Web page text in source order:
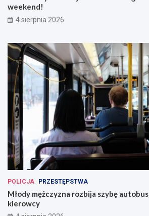
weekend!
4 sierpnia 2026
POLICJA PRZESTĘPSTWA
Młody mężczyzna rozbija szybę
kierowcy